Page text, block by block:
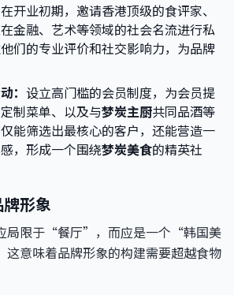
在开业初期，邀请香港顶级的食评家、
金融、艺术等领域的社会名流进行私
们的专业评价和社交影响力，为品牌
： 设立高门槛的会员制度，为会员提
制菜单、以及与梦炭主厨共同品酒等
能筛选出最核心的客户，还能营造一
，形成一个围绕梦炭美食的精英社
形象
局限于“餐厅”，而应是一个“韩国美
意味着品牌形象的构建需要超越食物